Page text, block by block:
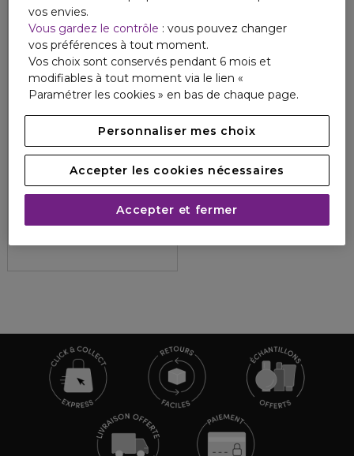
MARGOT & TITA
M&T BODY MIST DESIR COSMIQUE
Bume parfumée 150ML
3
vos envies.
Vous gardez le contrôle : vous pouvez changer
vos préférences à tout moment.
Vos choix sont conservés pendant 6 mois et
modifiables à tout moment via le lien «
Paramétrer les cookies » en bas de chaque page.
Personnaliser mes choix
Accepter les cookies nécessaires
Accepter et fermer